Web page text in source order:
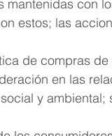
mantenidas con
estos; las
de compras
en las
y ambiental;